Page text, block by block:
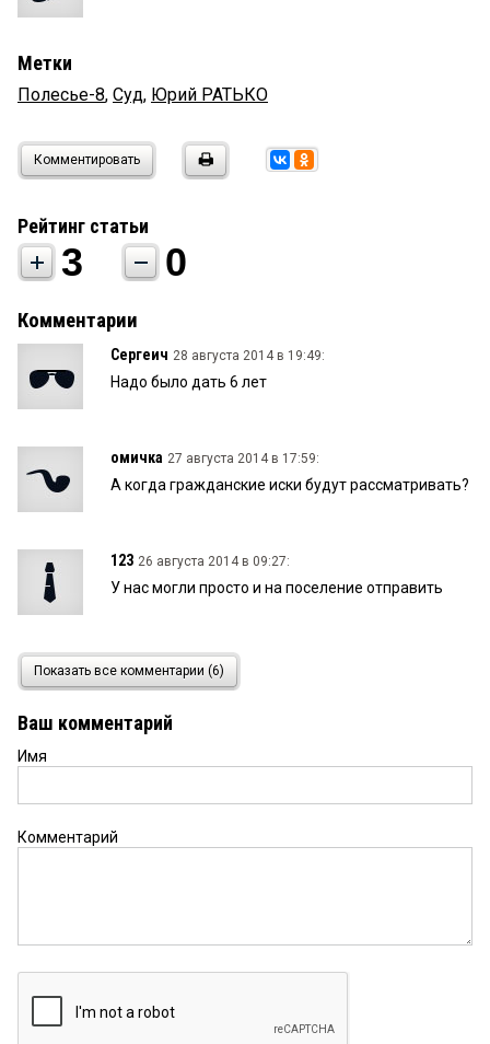
Метки
Полесье-8, Суд, Юрий РАТЬКО
Комментировать
Рейтинг статьи
3 0
Комментарии
Сергеич 28 августа 2014 в 19:49:
Надо было дать 6 лет
омичка 27 августа 2014 в 17:59:
А когда гражданские иски будут рассматривать?
123 26 августа 2014 в 09:27:
У нас могли просто и на поселение отправить
1 25 августа 2014 в 19:47:
Людей уже не вернешь
Гость 25 августа 2014 в 19:41:
Показать все комментарии (6)
Ваш комментарий
Имя
Комментарий